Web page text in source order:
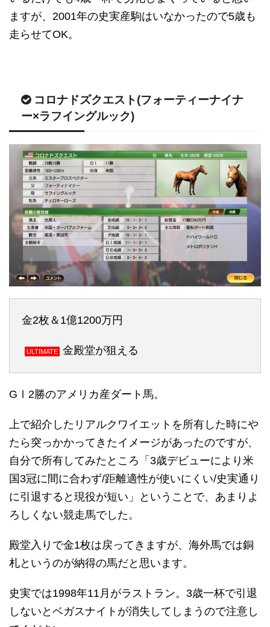
ますが、2001年の史実産駒はいなかったので5歳も
走らせてOK。
コロナドズクエスト(フォーティーナイナ
ー×ラフイングルック)
金2枚＆1億1200万円
ULTIMATE 金殿堂が狙える
GⅠ2勝のアメリカ産ダート馬。
上で紹介したリアルクワイエットを所有した時にや
たら突っかかってきたイメージがあったのですが、
自分で所有してみたところ「3歳デビューにより米
国3冠に間に合わず/距離適性が使いにくい/史実通り
に引退すると現役が短い」ということで、あまりよ
ろしくない競走馬でした。
殿堂入りで金1枚は戻ってきますが、海外馬では銅
札というのが納得の馬だと思います。
史実では1998年11月がラストラン。3歳一杯で引退
しないとベガスナイトが消失してしまうので注意し